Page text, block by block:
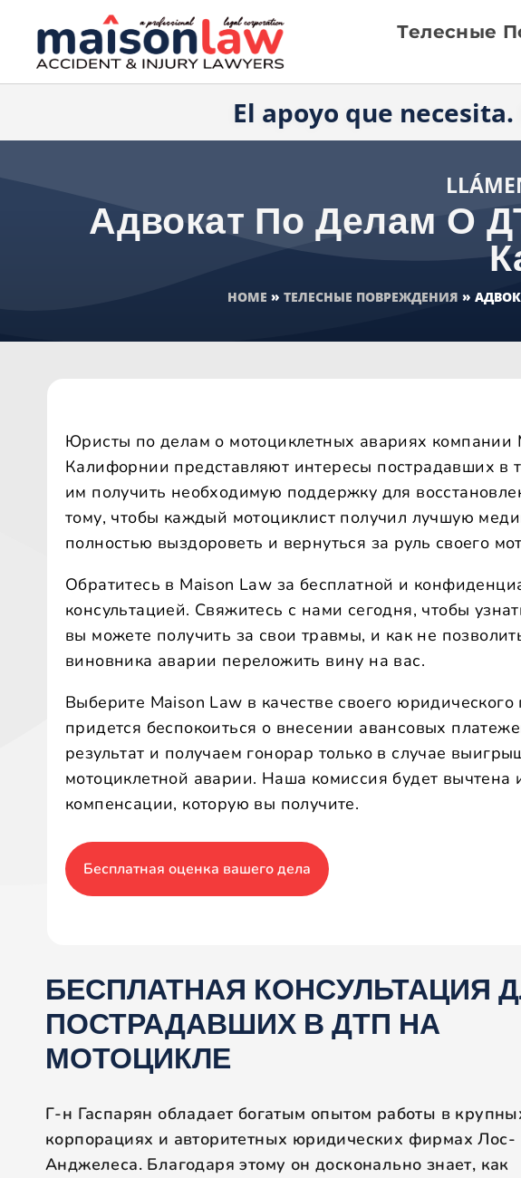
Телесные
El apoyo que
Адвокат По Делам О
HOME » ТЕЛЕСНЫЕ ПОВРЕЖДЕНИЯ »
Юристы по делам о мотоциклетных авариях компании
Калифорнии представляют интересы пострадавших в
им получить необходимую поддержку для
тому, чтобы каждый мотоциклист получил лучшую
полностью выздороветь и вернуться за руль своего
Обратитесь в Maison Law за бесплатной и
консультацией. Свяжитесь с нами сегодня, чтобы
вы можете получить за свои травмы, и как не
виновника аварии переложить вину на вас.
Выберите Maison Law в качестве своего
придется беспокоиться о внесении авансовых
результат и получаем гонорар только в случае
мотоциклетной аварии. Наша комиссия будет вычтена
компенсации, которую вы получите.
Бесплатная оценка вашего дела
БЕСПЛАТНАЯ КОНСУЛЬТАЦИЯ
ПОСТРАДАВШИХ В ДТП НА
МОТОЦИКЛЕ
Г-н Гаспарян обладает богатым опытом работы в
корпорациях и авторитетных юридических фирмах Лос-
Анджелеса. Благодаря этому он досконально знает, как